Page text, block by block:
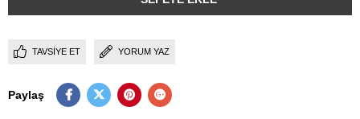
TAVSIYE ET YORUM YAZ
Paylaş